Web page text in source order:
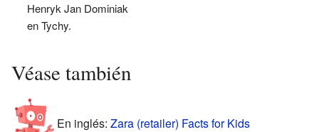
Henryk Jan Dominiak
en Tychy.
Véase también
En inglés: Zara (retailer) Facts for Kids